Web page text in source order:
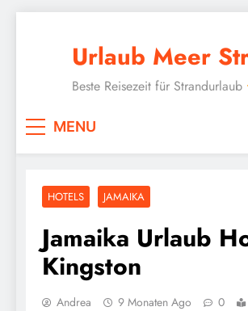
Urlaub Meer
Beste Reisezeit für Strandurlaub
MENU
HOTELS JAMAIKA
Jamaika Urlaub
Kingston
Andrea 9 Monaten Ago 0